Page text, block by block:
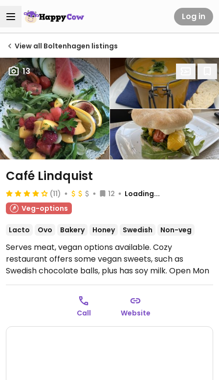
Log in
View all Boltenhagen listings
13
Café Lindquist
(11) 12
Loading...
Veg-options
Lacto Ovo Bakery Honey Swedish Non-veg
Serves meat, vegan options available. Cozy
restaurant offers some vegan sweets, such as
Swedish chocolate balls, plus has soy milk. Open Mon
11:00-17:00, Thu-Sun 11:00-17:00.Closed Tue.
Call Website